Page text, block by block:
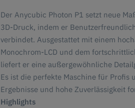
Der Anycubic Photon P1 setzt neue
3D-Druck, indem er
verbindet. Ausgestattet mit einem
Monochrom-LCD und dem
liefert er eine außergewöhnliche
Es ist die perfekte Maschine für Profis
Ergebnisse und hohe Zuverlässigkeit
Highlights